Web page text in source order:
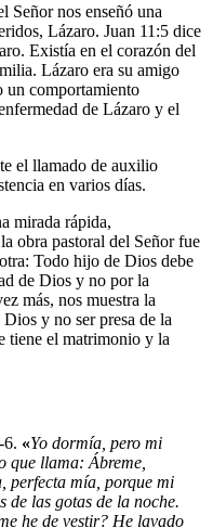
Señor nos enseñó una
Lázaro. Juan 11:5 dice
Existía en el corazón del
Lázaro era su amigo
un comportamiento
de Lázaro y el
el llamado de auxilio
en varios días.
mirada rápida,
obra pastoral del Señor fue
Todo hijo de Dios debe
de Dios y no por la
más, nos muestra la
y no ser presa de la
tiene el matrimonio y la
6. «Yo dormía, pero mi
que llama: Ábreme,
perfecta mía, porque mi
de las gotas de la noche.
he de vestir? He lavado